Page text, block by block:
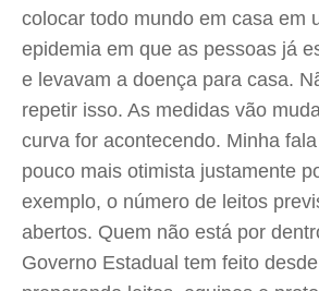
colocar todo mundo em casa em
epidemia em que as pessoas já
e levavam a doença para casa.
repetir isso. As medidas vão
curva for acontecendo. Minha
pouco mais otimista justamente
exemplo, o número de leitos
abertos. Quem não está por
Governo Estadual tem feito